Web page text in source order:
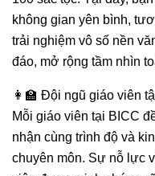
không gian yên bình,
trải nghiệm vô số nền
đáo, mở rộng tầm nhìn
👩‍🏫 Đội ngũ giáo viên
Mỗi giáo viên tại BICC
nhận cùng trình độ và
chuyên môn. Sự nỗ lực